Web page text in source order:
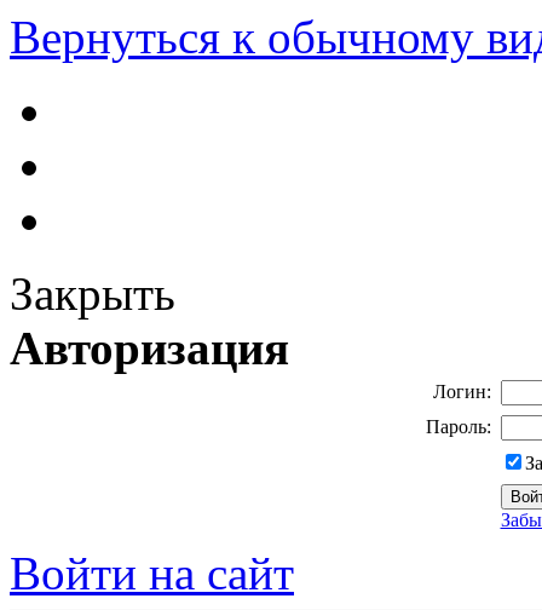
Вернуться к обычному
Закрыть
Авторизация
Логин:
Пароль:
Войти на сайт